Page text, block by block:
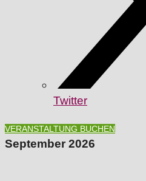
Twitter
VERANSTALTUNG BUCHEN
September 2026